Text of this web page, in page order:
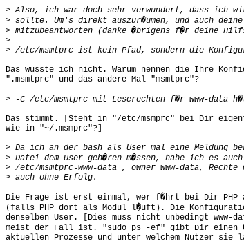
>
>
>
>
>
Das wusste ich nicht. Warum nennen die Ihre
".msmtprc" und das andere Mal "msmtprc"?
>
Das stimmt. [Steht in "/etc/msmprc" bei Dir
wie in "~/.msmprc"?]
>
>
>
>
Die Frage ist erst einmal, wer f�hrt bei Dir PHP
(falls PHP dort als Modul l�uft). Die
denselben User. [Dies muss nicht unbedingt www-
meist der Fall ist. "sudo ps -ef" gibt Dir einen
aktuellen Prozesse und unter welchem Nutzer sie